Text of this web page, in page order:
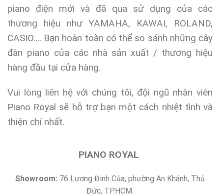
piano điện mới và đã qua sử dụng của các
thương hiệu như YAMAHA, KAWAI, ROLAND,
CASIO…. Bạn hoàn toàn có thể so sánh những cây
đàn piano của các nhà sản xuất / thương hiệu
hàng đầu tại cửa hàng.
Vui lòng liên hệ với chúng tôi, đội ngũ nhân viên
Piano Royal sẽ hỗ trợ bạn một cách nhiệt tình và
thiện chí nhất.
PIANO ROYAL
Showroom: 76 Lương Đinh Của, phường An Khánh, Thủ
Đức, TP.HCM.